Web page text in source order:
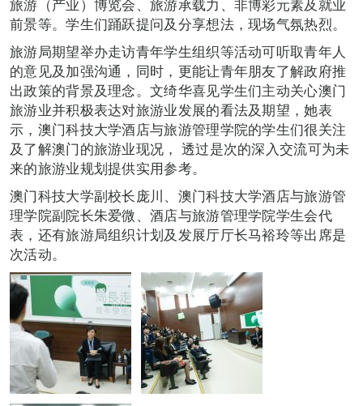
旅游（产业）博览会、旅游承载力、非博彩元素及就业
前景等。学生们踊跃提问及分享想法，现场气氛热烈。
旅游局期望举办走访青年学生组织等活动可听取青年人
的意见及加强沟通，同时，更能让青年朋友了解政府推
出政策的背景及理念。文绮华喜见学生们主动关心澳门
旅游业并积极表达对旅游业发展的看法及期望，她表
示，澳门科技大学酒店与旅游管理学院的学生们很关注
及了解澳门的旅游业现况， 透过是次的深入交流可为未
来的旅游业规划提供实用参考。
澳门科技大学副校长庞川、澳门科技大学酒店与旅游管
理学院副院长朱爱微、酒店与旅游管理学院学生会代
表，还有旅游局组织计划及发展厅厅长马裕玲等出席是
次活动。